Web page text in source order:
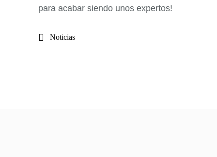
para acabar siendo unos expertos!
Noticias